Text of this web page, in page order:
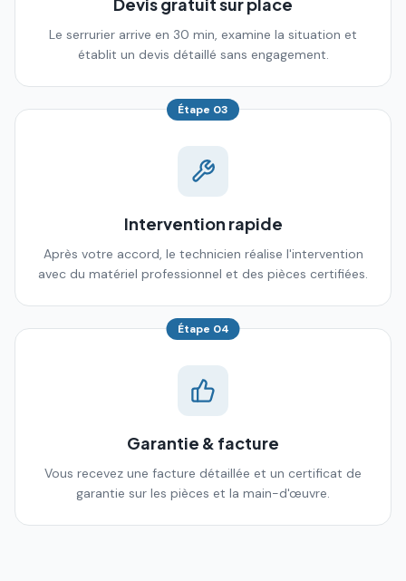
Le serrurier arrive en 30 min, examine la situation et
établit un devis détaillé sans engagement.
Étape 03
Intervention rapide
Après votre accord, le technicien réalise l'intervention
avec du matériel professionnel et des pièces certifiées.
Étape 04
Garantie & facture
Vous recevez une facture détaillée et un certificat de
garantie sur les pièces et la main-d'œuvre.